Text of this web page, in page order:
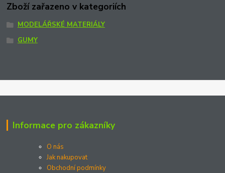
Zboží zařazeno v kategoriích
MODELÁŘSKÉ MATERIÁLY
GUMY
Informace pro zákazníky
O nás
Jak nakupovat
Obchodní podmínky